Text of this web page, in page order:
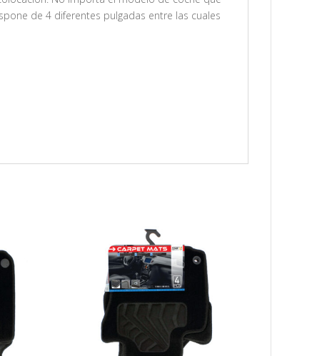
de 4 diferentes pulgadas entre las cuales